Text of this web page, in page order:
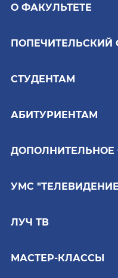
О ФАКУЛЬТЕТЕ
ПОПЕЧИТЕЛЬСКИЙ
СТУДЕНТАМ
АБИТУРИЕНТАМ
ДОПОЛНИТЕЛЬНОЕ
УМС
ЛУЧ ТВ
МАСТЕР-КЛАССЫ